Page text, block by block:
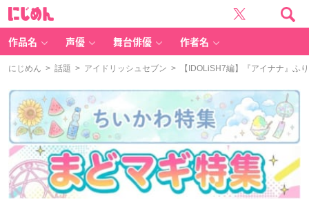
作品名 声優 舞台俳優 作者名
にじめん > 話題 > アイドリッシュセブン > 【IDOLiSH7編】『アイナナ』ふ